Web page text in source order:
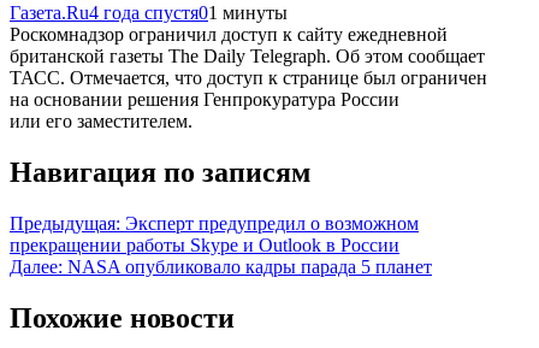
Газета.Ru4 года спустя01 минуты
Роскомнадзор ограничил доступ к сайту ежедневной
британской газеты The Daily Telegraph. Об этом сообщает
ТАСС. Отмечается, что доступ к странице был ограничен
на основании решения Генпрокуратура России
или его заместителем.
Навигация по записям
Предыдущая: Эксперт предупредил о возможном
прекращении работы Skype и Outlook в России
Далее: NASA опубликовало кадры парада 5 планет
Похожие новости